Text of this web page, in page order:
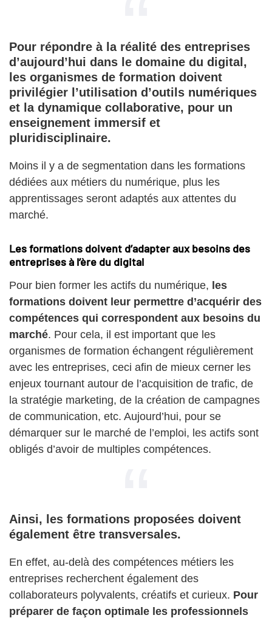
Pour répondre à la réalité des entreprises
d’aujourd’hui dans le domaine du digital,
les organismes de formation doivent
privilégier l’utilisation d’outils numériques
et la dynamique collaborative, pour un
enseignement immersif et
pluridisciplinaire.
Moins il y a de segmentation dans les formations
dédiées aux métiers du numérique, plus les
apprentissages seront adaptés aux attentes du
marché.
Les formations doivent d’adapter aux besoins des
entreprises à l’ère du digital
Pour bien former les actifs du numérique, les
formations doivent leur permettre d’acquérir des
compétences qui correspondent aux besoins du
marché. Pour cela, il est important que les
organismes de formation échangent régulièrement
avec les entreprises, ceci afin de mieux cerner les
enjeux tournant autour de l’acquisition de trafic, de
la stratégie marketing, de la création de campagnes
de communication, etc. Aujourd’hui, pour se
démarquer sur le marché de l’emploi, les actifs sont
obligés d’avoir de multiples compétences.
Ainsi, les formations proposées doivent
également être transversales.
En effet, au-delà des compétences métiers les
entreprises recherchent également des
collaborateurs polyvalents, créatifs et curieux. Pour
préparer de façon optimale les professionnels